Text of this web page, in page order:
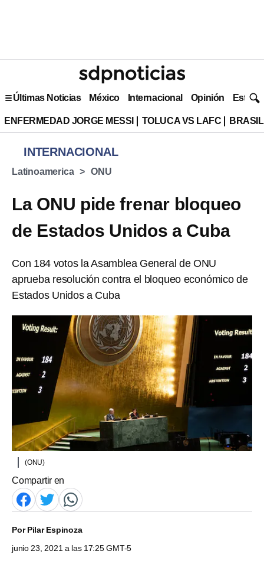
Últimas Noticias México Internacional Opinión Estilo
ENFERMEDAD JORGE MESSI TOLUCA VS LAFC
INTERNACIONAL
Latinoamerica ONU
La ONU pide frenar bloqueo
de Estados Unidos a Cuba
Con 184 votos la Asamblea General de ONU
aprueba resolución contra el bloqueo económico de
Estados Unidos a Cuba
(ONU)
Compartir en
PorPilar Espinoza
junio 23, 2021 a las 17:25 GMT-5